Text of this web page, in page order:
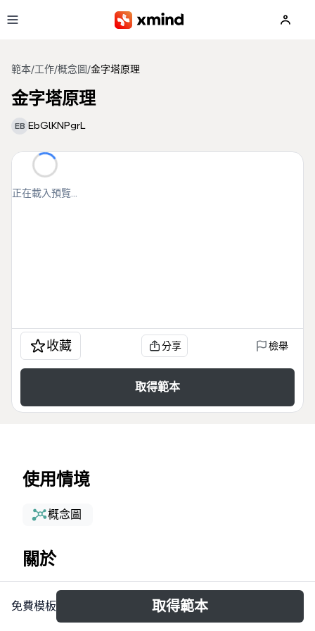
範本/工作/概念圖 /金字塔原理
金字塔原理
EB EbGlKNPgrL
正在載入預覽...
收藏 分享 檢舉
取得範本
使用情境
概念圖
關於
金字塔原理思维导图模板系统梳理了芭芭拉·明托经典
著作的核心框架，涵盖表达、思考、解决问题和演示四
大逻辑模块，共77个节点。模板以结论先行、以上统
免費模板 取得範本